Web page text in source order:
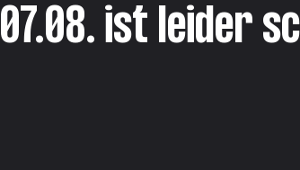
07.08. ist leider